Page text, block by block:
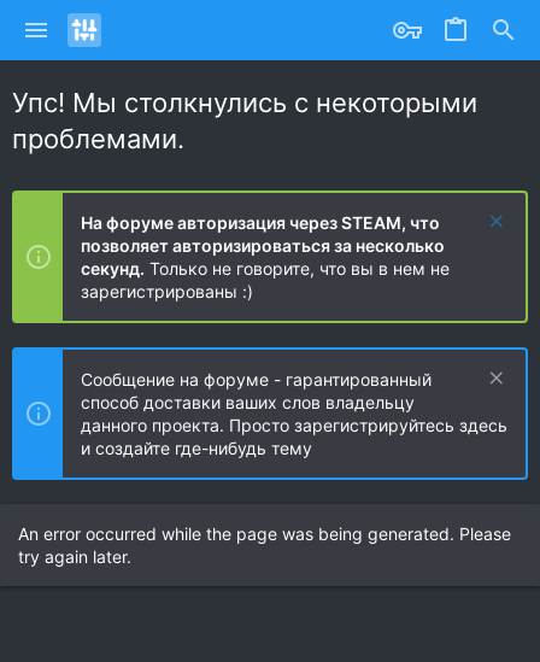
Упс! Мы столкнулись с некоторыми
проблемами.
На форуме авторизация через STEAM, что
позволяет авторизироваться за несколько
секунд. Только не говорите, что вы в нем не
зарегистрированы :)
Сообщение на форуме - гарантированный
способ доставки ваших слов владельцу
данного проекта. Просто зарегистрируйтесь здесь
и создайте где-нибудь тему
An error occurred while the page was being generated. Please
try again later.